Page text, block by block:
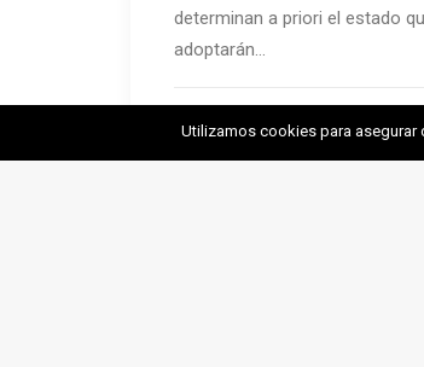
determinan a priori el estado
adoptarán…
by EMC
Utilizamos cookies para asegurar